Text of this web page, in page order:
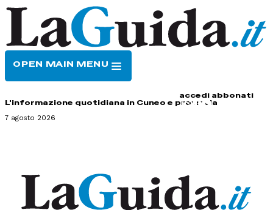
OPEN MAIN MENU
accedi abbonati
L'informazione quotidiana in Cuneo e provincia
7 agosto 2026